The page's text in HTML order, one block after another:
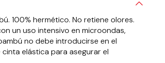
100% hermético. No retiene olores.
un uso intensivo en microondas,
no debe introducirse en el
cinta elástica para asegurar el